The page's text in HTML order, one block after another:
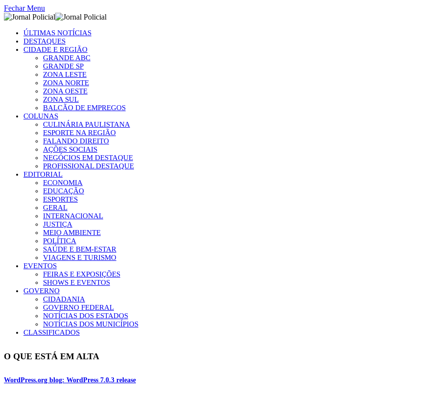
Fechar Menu
ÚLTIMAS NOTÍCIAS
DESTAQUES
CIDADE E REGIÃO
GRANDE ABC
GRANDE SP
ZONA LESTE
ZONA NORTE
ZONA OESTE
ZONA SUL
BALCÃO DE EMPREGOS
COLUNAS
CULINÁRIA PAULISTANA
ESPORTE NA REGIÃO
FALANDO DIREITO
AÇÕES SOCIAIS
NEGÓCIOS EM DESTAQUE
PROFISSIONAL DESTAQUE
EDITORIAL
ECONOMIA
EDUCAÇÃO
ESPORTES
GERAL
INTERNACIONAL
JUSTIÇA
MEIO AMBIENTE
POLÍTICA
SAÚDE E BEM-ESTAR
VIAGENS E TURISMO
EVENTOS
FEIRAS E EXPOSIÇÕES
SHOWS E EVENTOS
GOVERNO
CIDADANIA
GOVERNO FEDERAL
NOTÍCIAS DOS ESTADOS
NOTÍCIAS DOS MUNICÍPIOS
CLASSIFICADOS
O QUE ESTÁ EM ALTA
WordPress.org blog: WordPress 7.0.3 release